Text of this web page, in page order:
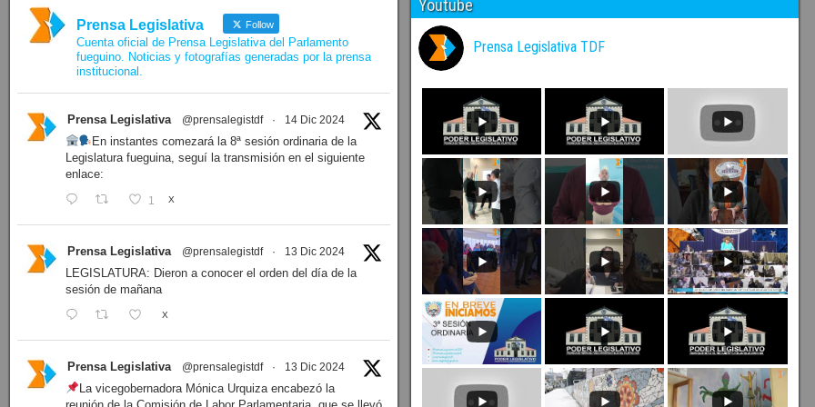
Prensa Legislativa Follow
Cuenta oficial de Prensa Legislativa del Parlamento
fueguino. Noticias y fotografías generadas por la prensa
institucional.
Prensa Legislativa @prensalegistdf · 14 Dic 2024
En instantes comezará la 8ª sesión ordinaria de la
Legislatura fueguina, seguí la transmisión en el siguiente
enlace:
1 X
Prensa Legislativa @prensalegistdf · 13 Dic 2024
LEGISLATURA: Dieron a conocer el orden del día de la
sesión de mañana
X
Prensa Legislativa @prensalegistdf · 13 Dic 2024
La vicegobernadora Mónica Urquiza encabezó la
Youtube
Prensa Legislativa TDF